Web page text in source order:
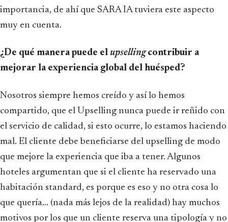
importancia, de ahí que SARA IA tuviera este aspecto
muy en cuenta.
¿De qué manera puede el upsellingcontribuir a
mejorar la experiencia global del huésped?
Nosotros siempre hemos creído y así lo hemos
compartido, que el Upselling nunca puede ir reñido con
el servicio de calidad, si esto ocurre, lo estamos haciendo
mal. El cliente debe beneficiarse del upselling de modo
que mejore la experiencia que iba a tener. Algunos
hoteles argumentan que si el cliente ha reservado una
habitación standard, es porque es eso y no otra cosa lo
que quería... (nada más lejos de la realidad) hay muchos
motivos por los que un cliente reserva una tipología y no